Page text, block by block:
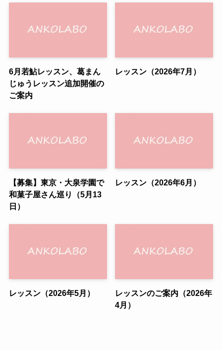
6月若鮎レッスン、葛まん
じゅうレッスン追加開催の
ご案内
レッスン（2026年7月）
【募集】東京・大泉学園で
和菓子屋さん巡り（5月13
日）
レッスン（2026年6月）
レッスン（2026年5月）
レッスンのご案内（2026年
4月）